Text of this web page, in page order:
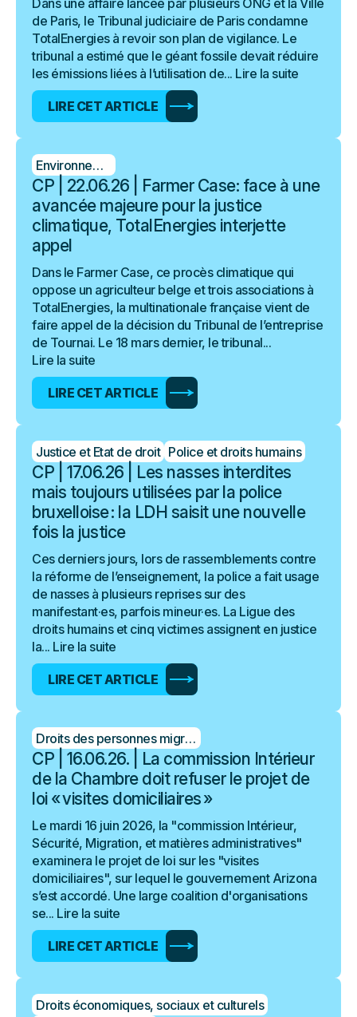
Dans une affaire lancée par plusieurs ONG et la Ville
de Paris, le Tribunal judiciaire de Paris condamne
TotalEnergies à revoir son plan de vigilance. Le
tribunal a estimé que le géant fossile devait réduire
les émissions liées à l’utilisation de... Lire la suite
LIRE CET ARTICLE
Environnement
CP | 22.06.26 | Farmer Case: face à une
avancée majeure pour la justice
climatique, TotalEnergies interjette
appel
Dans le Farmer Case, ce procès climatique qui
oppose un agriculteur belge et trois associations à
TotalEnergies, la multinationale française vient de
faire appel de la décision du Tribunal de l’entreprise
de Tournai. Le 18 mars dernier, le tribunal...
Lire la suite
LIRE CET ARTICLE
Justice et Etat de droit Police et droits humains
CP | 17.06.26 | Les nasses interdites
mais toujours utilisées par la police
bruxelloise : la LDH saisit une nouvelle
fois la justice
Ces derniers jours, lors de rassemblements contre
la réforme de l’enseignement, la police a fait usage
de nasses à plusieurs reprises sur des
manifestant·es, parfois mineur·es. La Ligue des
droits humains et cinq victimes assignent en justice
la... Lire la suite
LIRE CET ARTICLE
Droits des personnes migrantes
CP | 16.06.26. | La commission Intérieur
de la Chambre doit refuser le projet de
loi « visites domiciliaires »
Le mardi 16 juin 2026, la "commission Intérieur,
Sécurité, Migration, et matières administratives"
examinera le projet de loi sur les "visites
domiciliaires", sur lequel le gouvernement Arizona
s’est accordé. Une large coalition d'organisations
se... Lire la suite
LIRE CET ARTICLE
Droits économiques, sociaux et culturels